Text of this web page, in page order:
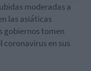
moderadas a
las asiáticas
gobiernos tomen
coronavirus en sus